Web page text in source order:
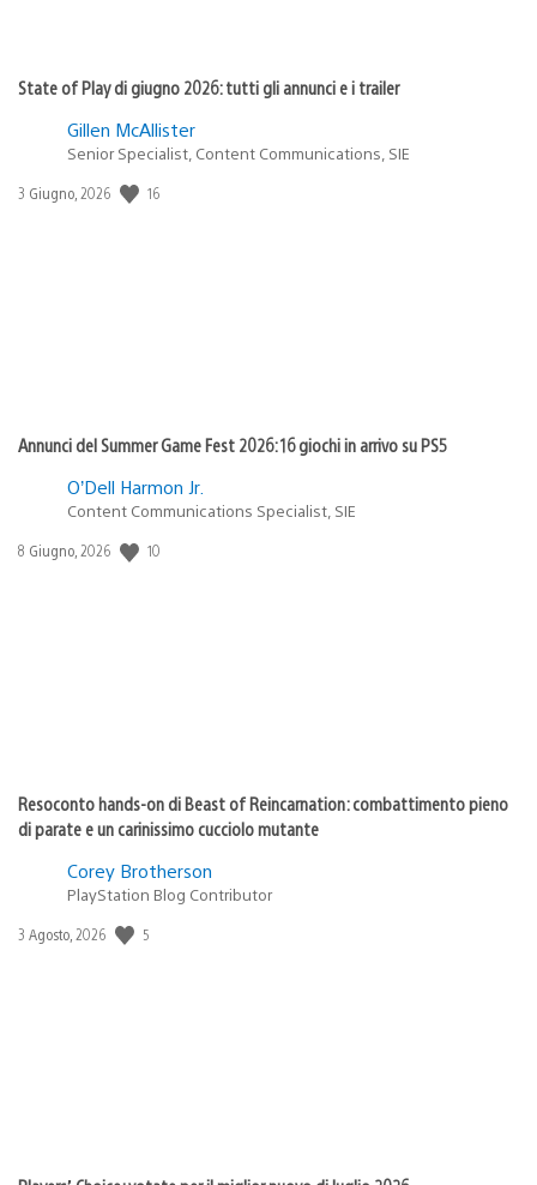
State of Play di giugno 2026: tutti gli annunci e i trailer
Gillen McAllister
Senior Specialist, Content Communications, SIE
Data
3 Giugno, 2026 16
Annunci del Summer Game Fest 2026: 16 giochi in arrivo su PS5
O’Dell Harmon Jr.
Content Communications Specialist, SIE
Data
8 Giugno, 2026 10
Resoconto hands-on di Beast of Reincarnation: combattimento pieno
di parate e un carinissimo cucciolo mutante
Corey Brotherson
PlayStation Blog Contributor
Data
3 Agosto, 2026 5